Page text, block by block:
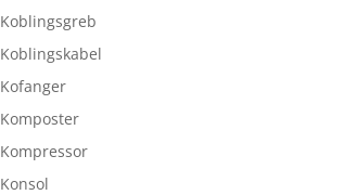
Koblingsgreb
Koblingskabel
Kofanger
Komposter
Kompressor
Konsol